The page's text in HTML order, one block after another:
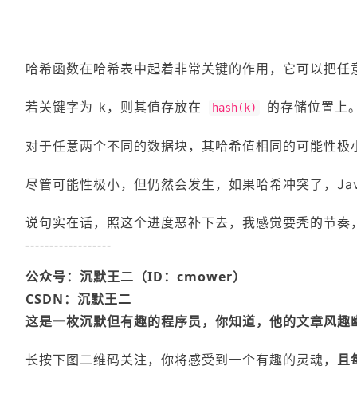
哈希函数在哈希表中起着⾮常关键的作⽤，它可以把
若关键字为 k，则其值存放在 hash(k) 的存储位置上
对于任意两个不同的数据块，其哈希值相同的可能性
尽管可能性极小，但仍然会发生，如果哈希冲突了，
说句实在话，照这个进度恶补下去，我感觉要秃的节
------------------
公众号：沉默王二（ID：cmower）
CSDN：沉默王二
这是一枚沉默但有趣的程序员，你知道，他的文章风
长按下图二维码关注，你将感受到一个有趣的灵魂， 且